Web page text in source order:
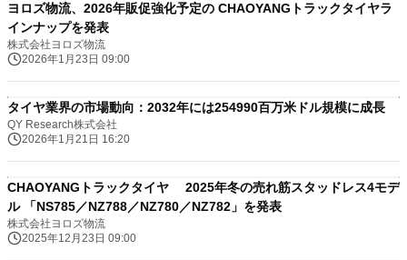
ヨロズ物流、2026年販促強化予定の CHAOYANGトラックタイヤラ
インナップを発表
株式会社ヨロズ物流
2026年1月23日 09:00
タイヤ業界の市場動向：2032年には254990百万米ドル規模に成長
QY Research株式会社
2026年1月21日 16:20
CHAOYANGトラックタイヤ 2025年冬の売れ筋スタッドレス4モデ
ル 「NS785／NZ788／NZ780／NZ782」を発表
株式会社ヨロズ物流
2025年12月23日 09:00